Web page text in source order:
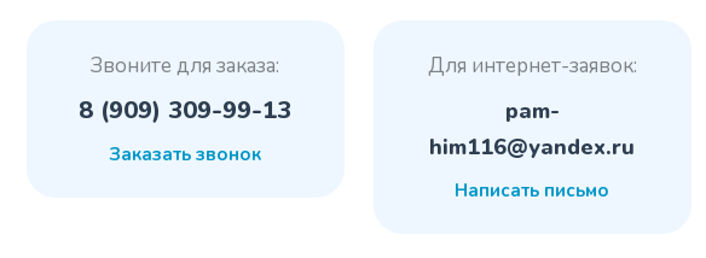
Звоните для заказа:
8 (909) 309-99-13
Заказать звонок
Для интернет-заявок:
pam-
him116@yandex.ru
Написать письмо